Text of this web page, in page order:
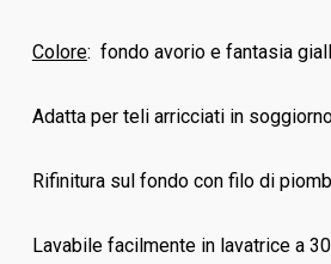
Colore: fondo avorio e fantasia
Adatta per teli arricciati in
Rifinitura sul fondo con filo di
Lavabile facilmente in lavatrice a